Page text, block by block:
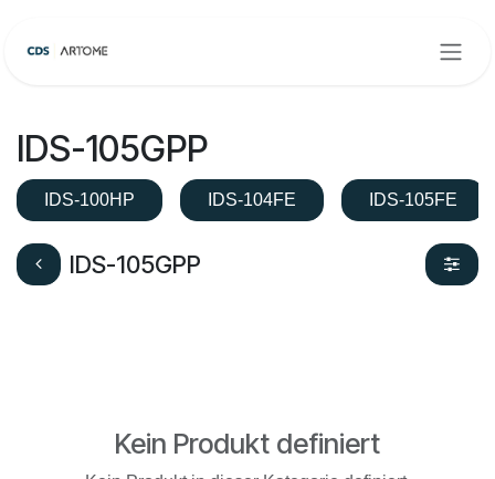
IDS-105GPP
IDS-100HP IDS-104FE IDS-105FE
IDS-105GPP
Kein Produkt definiert